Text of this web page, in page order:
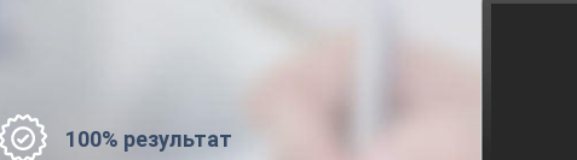
100% результат